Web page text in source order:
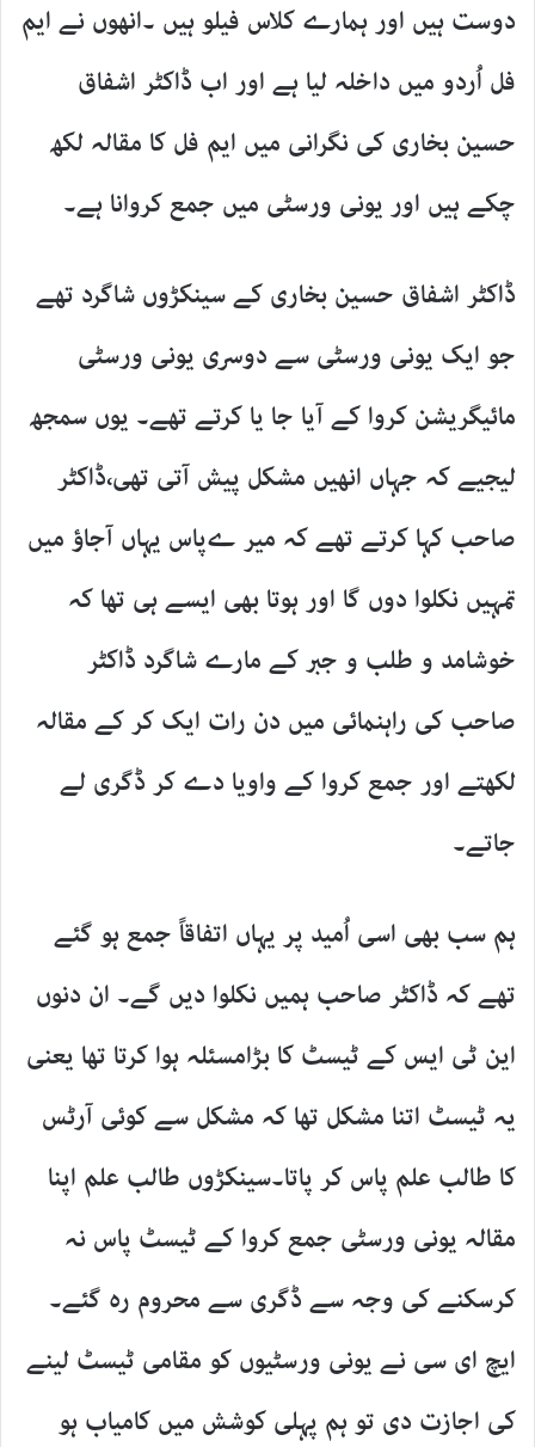
دوست ہیں اور ہمارے کلاس فیلو ہیں ۔انھوں نے ایم
فل اُردو میں داخلہ لیا ہے اور اب ڈاکٹر اشفاق
حسین بخاری کی نگرانی میں ایم فل کا مقالہ لکھ
چکے ہیں اور یونی ورسٹی میں جمع کروانا ہے۔
ڈاکٹر اشفاق حسین بخاری کے سینکڑوں شاگرد تھے
جو ایک یونی ورسٹی سے دوسری یونی ورسٹی
مائیگریشن کروا کے آیا جا یا کرتے تھے۔ یوں سمجھ
لیجیے کہ جہاں انھیں مشکل پیش آتی تھی،ڈاکٹر
صاحب کہا کرتے تھے کہ میر ےپاس یہاں آجاؤ میں
تمہیں نکلوا دوں گا اور ہوتا بھی ایسے ہی تھا کہ
خوشامد و طلب و جبر کے مارے شاگرد ڈاکٹر
صاحب کی راہنمائی میں دن رات ایک کر کے مقالہ
لکھتے اور جمع کروا کے واویا دے کر ڈگری لے
جاتے۔
ہم سب بھی اسی اُمید پر یہاں اتفاقاً جمع ہو گئے
تھے کہ ڈاکٹر صاحب ہمیں نکلوا دیں گے۔ ان دنوں
این ٹی ایس کے ٹیسٹ کا بڑامسئلہ ہوا کرتا تھا یعنی
یہ ٹیسٹ اتنا مشکل تھا کہ مشکل سے کوئی آرٹس
کا طالب علم پاس کر پاتا۔سینکڑوں طالب علم اپنا
مقالہ یونی ورسٹی جمع کروا کے ٹیسٹ پاس نہ
کرسکنے کی وجہ سے ڈگری سے محروم رہ گئے۔
ایچ ای سی نے یونی ورسٹیوں کو مقامی ٹیسٹ لینے
کی اجازت دی تو ہم پہلی کوشش میں کامیاب ہو